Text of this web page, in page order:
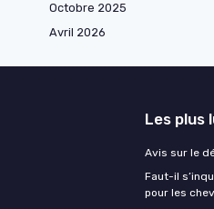
Octobre 2025
Avril 2026
Les plus
Avis sur le
Faut-il
pour les